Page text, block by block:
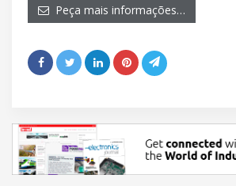
Peça mais informações…